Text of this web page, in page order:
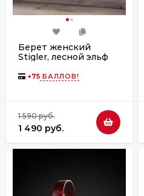
Берет женский
Stigler, лесной эльф
+75 БАЛЛОВ!
1 590 руб.
1 490 руб.